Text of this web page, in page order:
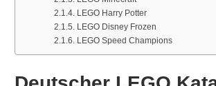
LEGO Harry Potter
LEGO Disney Frozen
LEGO Speed Champions